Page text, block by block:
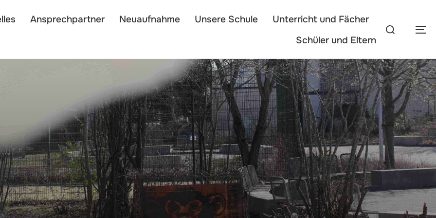
Ansprechpartner Neuaufnahme Unsere Schule
Unterricht und Fächer
Schüler und Eltern
Suchen